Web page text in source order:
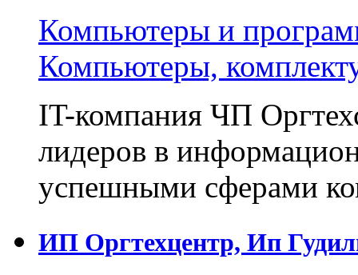
Компьютеры и
Компьютеры,
IT-компания ЧП
лидеров в
успешными сферами
ИП Оргтехцентр, Ип